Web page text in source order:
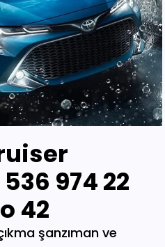
974 22
42
Oto çıkma parça ağrı, Oto çıkma parça konya, Oto çıkma parça Yozgat, Oto çıkma parça Nevşehir, Oto çıkma parça Niğde, Oto çıkma parça Antaly, Oto çıkma parça malatya, Oto çıkma parça mardin, Oto çıkma parça van, Oto çıkma parça hakkari, Oto çıkma parça,Erzurum Oto çıkma parça sivas, Oto çıkma parça Trabzon, Oto çıkma parça çorum, Oto çıkma parça samsun, Oto çıkma parça bolu, Oto çıkma parça afyon, Oto parça, Oto yedek parça, Oto oto yedek parça, Oto parçaları, Oto çıkmacı,yıldız sanayi sitesi ostim,otomobil yedek parça, çıkma parça oto yedek parça, Oto çıkma parça Oto parça, Oto çıkma parça , çıkma Oto parça,Adana Oto Çıkma Parça , Adıyaman Oto Çıkma Parça Afyon Oto Çıkma Parça Ağrı Oto Çıkma Parça Aksaray Oto Çıkma Parça Amasya Oto Çıkma Parça Ankara Oto Çıkma Parça Antalya Oto Çıkma Parça Ardahan Oto Çıkma Parça Artvin Oto Çıkma Parça Aydın Oto Çıkma Parça Balıkesir Oto Çıkma Parça Bartın Oto Çıkma Parça Batman Oto Çıkma Parça Bayburt Oto Çıkma Parça Bilecik Oto Çıkma Parça Bingöl Oto Çıkma Parça Bitlis Oto Çıkma Parça Bolu Oto Çıkma Parça Bursa Oto Çıkma Parça Çanakkale Oto Çıkma Parça Çankırı Oto Çıkma Parça Çorum Oto Çıkma Parça Denizli Oto Çıkma Parça Diyarbakır Oto Çıkma Parça Düzce Oto Çıkma Parça Edirne Oto Çıkma Parça Elazığ Oto Çıkma Parça Erzincan Oto Çıkma Parça Erzurum Oto Çıkma Parça Eskişehir Oto Çıkma Parça Gaziantep Oto Çıkma Parça Giresun Oto Çıkma Parça Gümüşhane Oto Çıkma Parça Hakkari Oto Çıkma Parça Hatay Oto Çıkma Parça Iğdır Oto Çıkma Parça Isparta Oto Çıkma Parça İstanbul Oto Çıkma Parça İzmir Oto Çıkma Parça Kahramanmaraş Oto Çıkma Karabük Oto Çıkma Parça Karaman Oto Çıkma Parça Kars Oto Çıkma Parça Kastamonu Oto Çıkma Parça Kayseri Oto Çıkma Parça Kilis Oto Çıkma Parça Kırıkkale Oto Çıkma Parça Kırklareli Oto Çıkma Parça Kırşehir Oto Çıkma Parça Kocaeli Oto Çıkma Parça Konya Oto Çıkma Parça Kütahya Oto Çıkma Parça Malatya Oto Çıkma Parça Manisa Yedek Parça Mardin Oto Çıkma Parça Mersin Oto Çıkma Parça Muğla Oto Çıkma Parça Nevşehir Oto Çıkma Parça Niğde Oto Çıkma Parça Ordu Oto Çıkma Parça Osmaniye Oto Çıkma Parça Rize Oto Çıkma Parça Sakarya Oto Çıkma Parça Samsun Oto Çıkma Parça Şanlıurfa Oto Çıkma Parça Siirt Oto Çıkma Parça Sinop Oto Çıkma Parça Şırnak Oto Çıkma Parça Sivas Oto Çıkma Parça Oto Çıkma Parça Tekirdağ Oto Çıkma Parça Tokat Oto Çıkma Parça Trabzon Oto Çıkma Parça Tunceli Oto Çıkma Parça Uşak Oto Çıkma Parça Van Oto Çıkma Parça Yalova Oto Çıkma Parça Yozgat Oto Çıkma Parça Zonguldak Oto Çıkma Parça Online Oto Çıkma Parça Düzce Oto Çıkma Parça Osmaniye Oto Çıkma Parça Kilis Oto Çıkma Parça Karabük Oto Çıkma Parça Yalova Oto Çıkma Parça Iğdır Oto Çıkma Parça Ardahan Oto Çıkma Parça Bartın Oto Çıkma Parça Şırnak Oto Çıkma Parça Adana Oto Çıkma yedek Parça Adıyaman Oto Çıkma yedek Afyon Oto Çıkma yedek Parça Ağrı Oto Çıkma yedek Parça Aksaray Oto Çıkma yedek Parça Amasya Oto Çıkma yedek Parça Ankara Oto Çıkma yedek Parça Antalya Oto Çıkma yedek Parça Ardahan Oto Çıkma yedek Parça Artvin Oto Çıkma yedek Parça Aydın Oto Çıkma yedek Parça Balıkesir Oto Çıkma yedek Parça Bartın Oto Çıkma yedek Parça Batman Oto Çıkma yedek Parça Bayburt Oto Çıkma yedek Parça Bilecik Oto Çıkma yedek Parça Bingöl Oto Çıkma yedek Parça Bitlis Oto Çıkma yedek Parça Bolu Oto Çıkma yedek Parça Bursa Oto Çıkma yedek Parça Çanakkale Oto Çıkma yedek Çankırı Oto Çıkma yedek Parça Çorum Oto Çıkma yedek Parça Denizli Oto Çıkma yedek Parça Diyarbakır Oto Çıkma yedek Düzce Oto Çıkma yedek Parça Edirne Oto Çıkma yedek Parça Elazığ Oto Çıkma yedek Parça Erzincan Oto Çıkma yedek Parça Erzurum Oto Çıkma yedek Parça Eskişehir Oto Çıkma yedek Parça Gaziantep Oto Çıkma yedek Giresun Oto Çıkma yedek Parça Gümüşhane Oto Çıkma yedek Hakkari Oto Çıkma yedek Parça Hatay Oto Çıkma yedek Parça Iğdır Oto Çıkma yedek Parça Isparta Oto Çıkma yedek Parça İstanbul Oto Çıkma yedek Parça İzmir Oto Çıkma yedek Parça Kahramanmaraş Oto Çıkma Karabük Oto Çıkma yedek Parça Karaman Oto Çıkma yedek Parça Kars Oto Çıkma yedek Parça Kastamonu Oto Çıkma yedek Kayseri Oto Çıkma yedek Parça Kilis Oto Çıkma yedek Parça Oto Çıkma Şarj Dinamosu, Oto Çıkma Taban Döşemeleri, Tekirdağ O